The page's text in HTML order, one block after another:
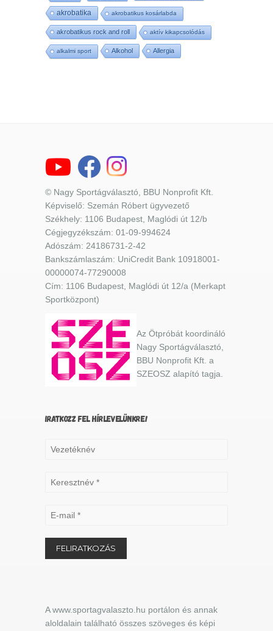
akrobatika akrobatikus kosárlabda
akrobatikus rock and roll aktív kikapcsolódás
alkalmi sport Alkohol Allergia
© Nagy Sportágválasztó, BBU Nonprofit Kft.
Képviselő: Szemán Róbert ügyvezető
Székhely: 1106 Budapest, Maglódi út 12/b
Cégjegyzékszám: 01-09-994624
Adószám: 24186731-2-42
Bankszámlaszám: UniCredit Bank 10918001-
00000074-77290008
Cím: 1106 Budapest, Maglódi út 12/a (Merkapt
Sportközpont)
Az Ötpróbát koordináló
Nagy Sportágválasztó,
BBU Nonprofit Kft. a
SZEOSZ alapító tagja.
IRATKOZZ FEL HÍRLEVELÜNKRE!
A www.sportagvalaszto.hu portálon és annak
aloldalain található összes szöveges és képi